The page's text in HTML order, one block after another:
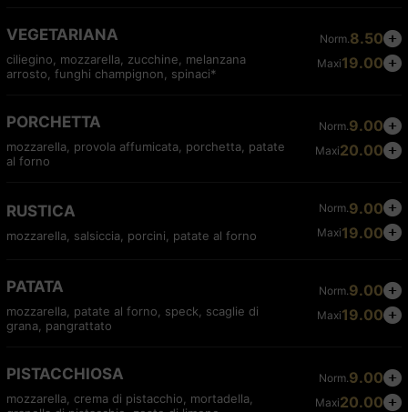
VEGETARIANA
ciliegino, mozzarella, zucchine, melanzana
arrosto, funghi champignon, spinaci*
Norm.8.50
Maxi19.00
PORCHETTA
mozzarella, provola affumicata, porchetta, patate
al forno
Norm.9.00
Maxi20.00
RUSTICA
mozzarella, salsiccia, porcini, patate al forno
Norm.9.00
Maxi19.00
PATATA
mozzarella, patate al forno, speck, scaglie di
grana, pangrattato
Norm.9.00
Maxi19.00
PISTACCHIOSA
mozzarella, crema di pistacchio, mortadella,
Norm.9.00
Maxi20.00